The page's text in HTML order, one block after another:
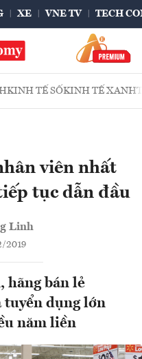
XE VNE TV TECH
KINH TẾ SỐKINH TẾ XANH
viên nhất
tục dẫn đầu
Linh
2019
hãng bán lẻ
tuyển dụng lớn
năm liền